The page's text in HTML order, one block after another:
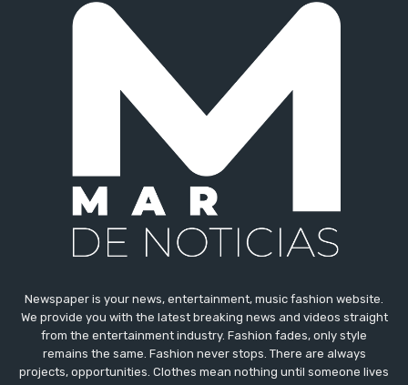
Newspaper is your news, entertainment, music fashion website.
We provide you with the latest breaking news and videos straight
from the entertainment industry. Fashion fades, only style
remains the same. Fashion never stops. There are always
projects, opportunities. Clothes mean nothing until someone lives